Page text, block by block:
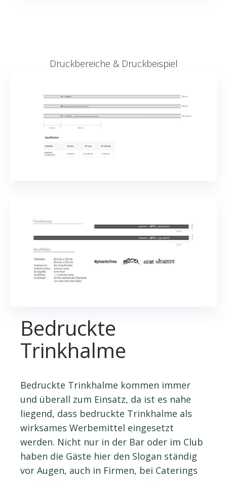
Druckbereiche & Druckbeispiel
Bedruckte
Trinkhalme
Bedruckte Trinkhalme kommen immer
und überall zum Einsatz, da ist es nahe
liegend, dass bedruckte Trinkhalme als
wirksames Werbemittel eingesetzt
werden. Nicht nur in der Bar oder im Club
haben die Gäste hier den Slogan ständig
vor Augen, auch in Firmen, bei Caterings